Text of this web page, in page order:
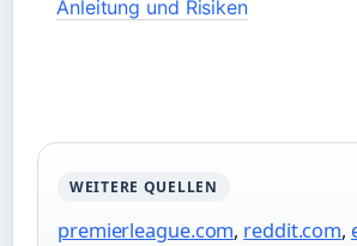
Anleitung und Risiken
WEITERE QUELLEN
premierleague.com, reddit.com,